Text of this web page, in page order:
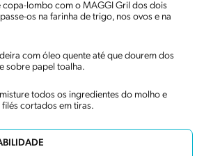
copa-lombo com o MAGGI Gril dos dois
os na farinha de trigo, nos ovos e na
com óleo quente até que dourem dos
sobre papel toalha.
todos os ingredientes do molho e
cortados em tiras.